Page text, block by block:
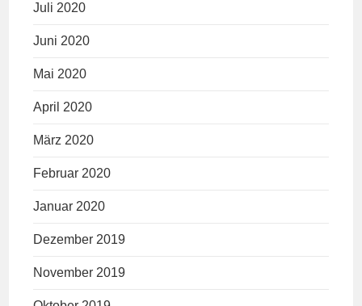
Juli 2020
Juni 2020
Mai 2020
April 2020
März 2020
Februar 2020
Januar 2020
Dezember 2019
November 2019